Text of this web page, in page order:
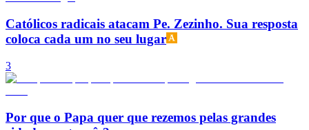
Católicos radicais atacam Pe. Zezinho. Sua resposta
coloca cada um no seu lugar
3
Por que o Papa quer que rezemos pelas grandes